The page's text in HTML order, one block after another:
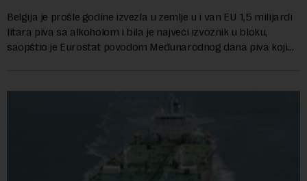
Belgija je prošle godine izvezla u zemlje u i van EU 1,5 milijardi
litara piva sa alkoholom i bila je najveći izvoznik u bloku,
saopštio je Eurostat povodom Međunarodnog dana piva koji